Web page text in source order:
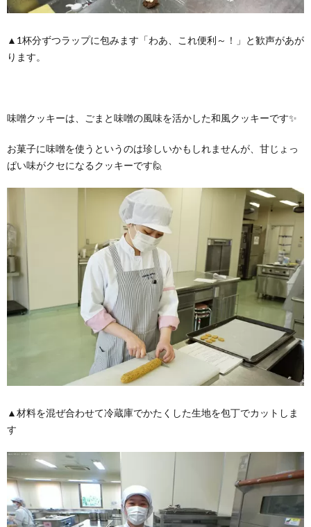
▲1杯分ずつラップに包みます「わあ、これ便利～！」と歓声があが
ります。
味噌クッキーは、ごまと味噌の風味を活かした和風クッキーです✨
お菓子に味噌を使うというのは珍しいかもしれませんが、甘じょっ
ぱい味がクセになるクッキーです🙋
▲材料を混ぜ合わせて冷蔵庫でかたくした生地を包丁でカットしま
す